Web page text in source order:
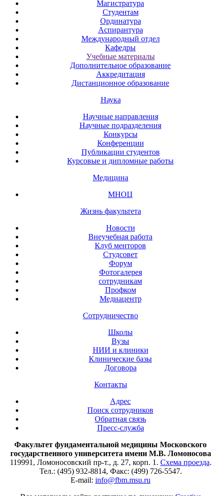
Магистратура
Студентам
Ординатура
Аспирантура
Международный отдел
Кафедры
Учебные материалы
Дополнительное образование
Аккредитация
Дистанционное образование
Наука
Научные направления
Научные подразделения
Конкурсы
Конференции
Публикации студентов
Курсовые и дипломные работы
Медицина
МНОЦ
Жизнь факультета
Новости
Внеучебная работа
Клуб менторов
Студсовет
Форум
Фотогалерея
сотрудникам
Профком
Медиацентр
Сотрудничество
Школы
Вузы
НИИ и клиники
Клинические базы
Договора
Контакты
Адрес
Поиск сотрудников
Обратная связь
Пресс-служба
Факультет фундаментальной медицины Московского
государственного университета имени М.В. Ломоносова
119991, Ломоносовский пр-т., д. 27, корп. 1. Схема проезда.
Тел.: (495) 932-8814, Факс: (499) 726-5547.
E-mail: info@fbm.msu.ru